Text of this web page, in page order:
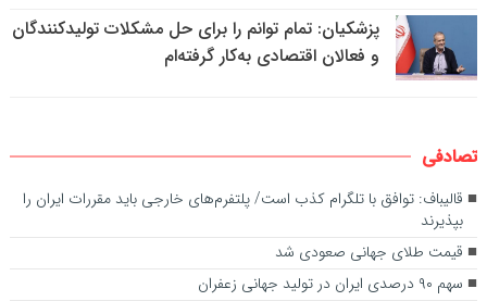
پزشکیان: تمام توانم را برای حل مشکلات تولیدکنندگان
و فعالان اقتصادی به‌کار گرفته‌ام
تصادفی
قالیباف: توافق با تلگرام کذب است/ پلتفرم‌های خارجی باید مقررات ایران را
بپذیرند
قیمت طلای جهانی صعودی شد
سهم ۹۰ درصدی ایران در تولید جهانی زعفران